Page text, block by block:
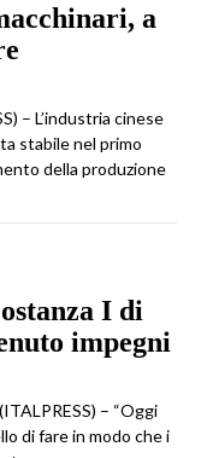
a
– L’industria cinese
stabile nel primo
della produzione
I di
impegni
– “Oggi
di fare in modo che i